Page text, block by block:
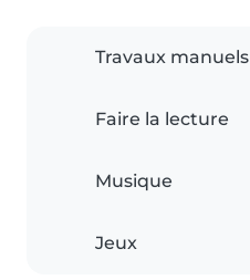
Travaux manuels
Faire la lecture
Musique
Jeux